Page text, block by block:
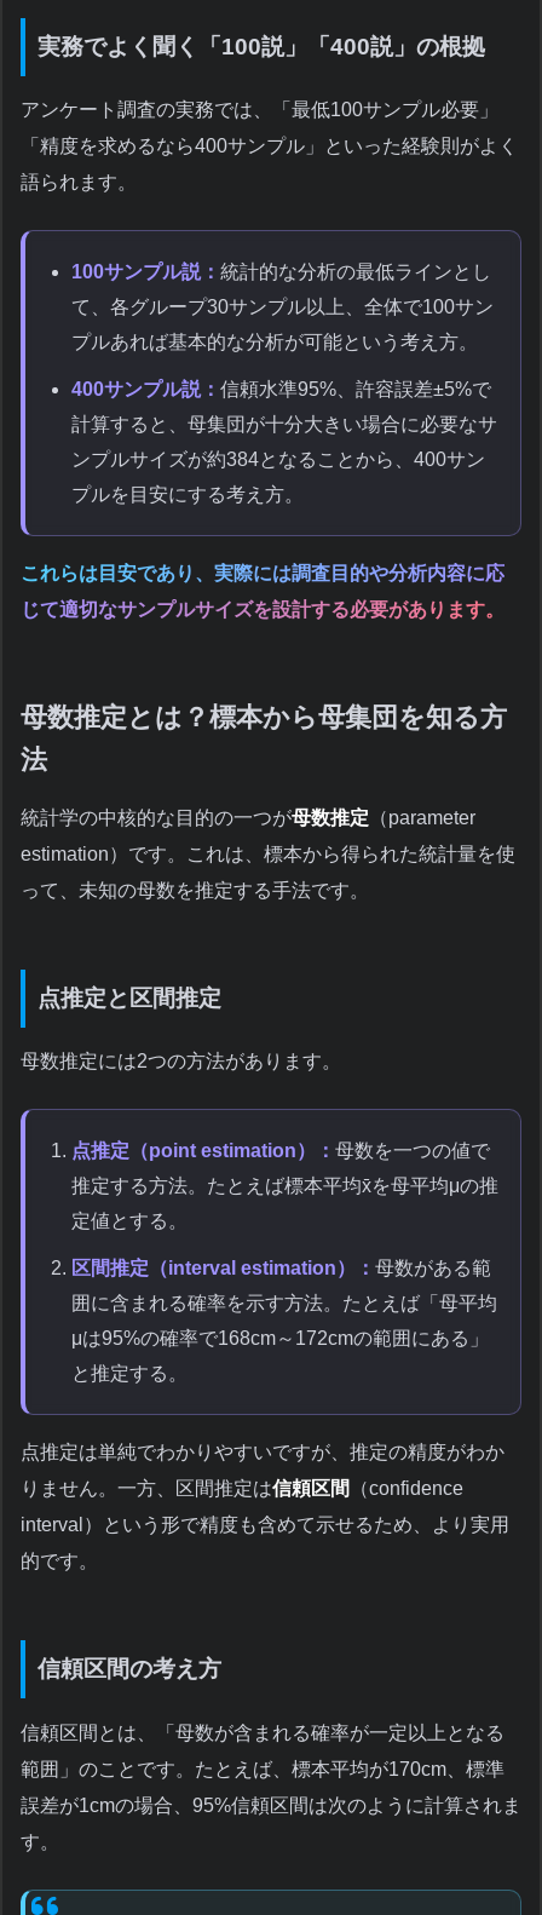
実務でよく聞く「100説」「400説」の根拠
アンケート調査の実務では、「最低100サンプル必要」
「精度を求めるなら400サンプル」といった経験則がよく
語られます。
100サンプル説： 統計的な分析の最低ラインとし
て、各グループ30サンプル以上、全体で100サン
プルあれば基本的な分析が可能という考え方。
400サンプル説： 信頼水準95%、許容誤差±5%で
計算すると、母集団が十分大きい場合に必要なサ
ンプルサイズが約384となることから、400サン
プルを目安にする考え方。
これらは目安であり、実際には調査目的や分析内容に応
じて適切なサンプルサイズを設計する必要があります。
母数推定とは？標本から母集団を知る方
法
統計学の中核的な目的の一つが母数推定 （parameter
estimation）です。これは、標本から得られた統計量を使
って、未知の母数を推定する手法です。
点推定と区間推定
母数推定には2つの方法があります。
点推定（point estimation）： 母数を一つの値で
推定する方法。たとえば標本平均x̄を母平均μの推
定値とする。
区間推定（interval estimation）： 母数がある範
囲に含まれる確率を示す方法。たとえば「母平均
μは95%の確率で168cm～172cmの範囲にある」
と推定する。
点推定は単純でわかりやすいですが、推定の精度がわか
りません。一方、区間推定は信頼区間
（confidence
interval）という形で精度も含めて示せるため、より実用
的です。
信頼区間の考え方
信頼区間とは、「母数が含まれる確率が一定以上となる
範囲」のことです。たとえば、標本平均が170cm、標準
誤差が1cmの場合、95%信頼区間は次のように計算されま
す。